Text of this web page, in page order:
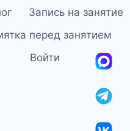
Запись на занятие
перед занятием
Войти